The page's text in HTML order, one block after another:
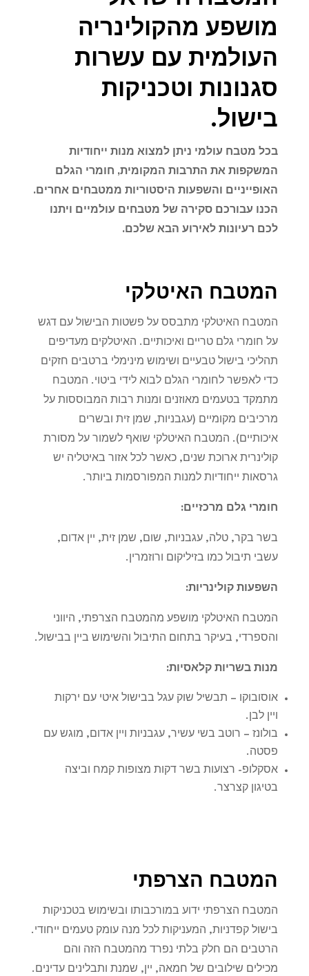
מושפע מהקולינריה
העולמית עם עשרות
סגנונות וטכניקות
בישול.
בכל מטבח עולמי ניתן למצוא מנות ייחודיות
המשקפות את התרבות המקומית, חומרי הגלם
האופייניים והשפעות היסטוריות ממטבחים אחרים.
הכנו עבורכם סקירה של מטבחים עולמיים ויתנו
לכם רעיונות לאירוע הבא שלכם.
המטבח האיטלקי
המטבח האיטלקי מתבסס על פשטות הבישול עם דגש
על חומרי גלם טריים ואיכותיים. האיטלקים מעדיפים
תהליכי בישול טבעיים ושימוש מינימלי ברטבים חזקים
כדי לאפשר לחומרי הגלם לבוא לידי ביטוי. המטבח
מתמקד בטעמים מאוזנים ומנות רבות המבוססות על
מרכיבים מקומיים (עגבניות, שמן זית ובשרים
איכותיים). המטבח האיטלקי שואף לשמור על מסורת
קולינרית ארוכת שנים, כאשר לכל אזור באיטליה יש
גרסאות ייחודיות למנות המפורסמות ביותר.
חומרי גלם מרכזיים :
בשר בקר, טלה, עגבניות, שום, שמן זית, יין אדום,
עשבי תיבול כמו בזיליקום ורוזמרין.
השפעות קולינריות:
המטבח האיטלקי מושפע מהמטבח הצרפתי, היווני
והספרדי, בעיקר בתחום התיבול והשימוש ביין בבישול .
מנות בשריות קלאסיות:
אוסובוקו – תבשיל שוק עגל בבישול איטי עם ירקות
ויין לבן.
בולונז – רוטב בשי עשיר, עגבניות ויין אדום, מוגש עם
פסטה.
אסקלופ- רצועות בשר דקות מצופות קמח וביצה
בטיגון קצרצר.
המטבח הצרפתי
המטבח הצרפתי ידוע במורכבותו ובשימוש בטכניקות
בישול קפדניות, המעניקות לכל מנה עומק טעמים ייחודי.
הרטבים הם חלק בלתי נפרד מהמטבח הזה והם
מכילים שילובים של חמאה, יין, שמנת ותבלינים עדינים.